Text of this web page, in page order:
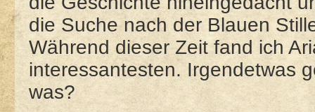
die Suche nach der Blauen
Während dieser Zeit fand ich
interessantesten. Irgendetwas
was?